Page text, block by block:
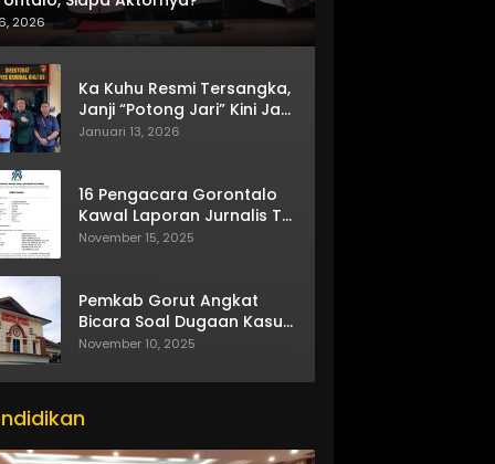
2026
Ka Kuhu Resmi Tersangka,
Janji “Potong Jari” Kini Jadi
Bumerang
Januari 13, 2026
16 Pengacara Gorontalo
Kawal Laporan Jurnalis TV
One
November 15, 2025
Pemkab Gorut Angkat
Bicara Soal Dugaan Kasus
Asusila Oknum ASN
November 10, 2025